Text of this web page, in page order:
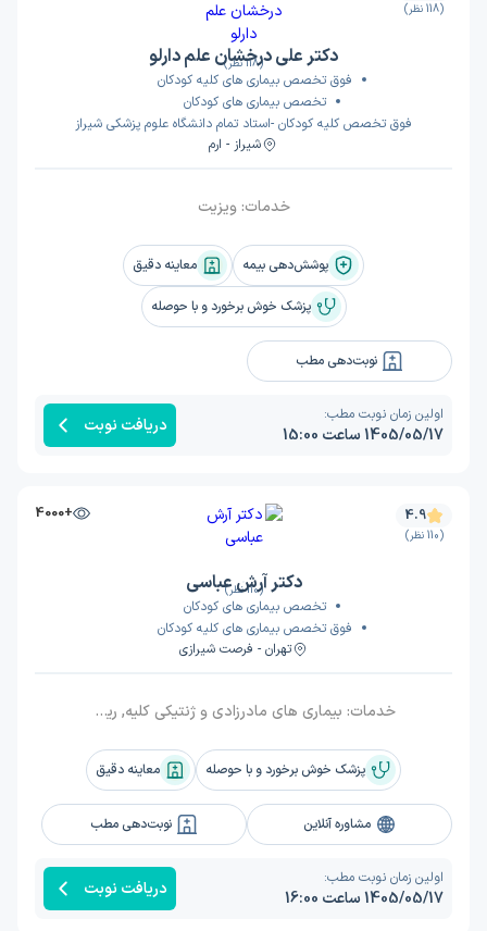
(118 نظر)
(118 نظر)
دکتر علی درخشان علم دارلو
فوق تخصص بیماری های کلیه کودکان
تخصص بیماری های کودکان
فوق تخصص کلیه کودکان -استاد تمام دانشگاه علوم پزشکی شیراز
شیراز - ارم
خدمات:ویزیت
پوشش‌دهی بیمه معاینه دقیق
پزشک خوش برخورد و با حوصله
نوبت‌دهی مطب
اولین زمان نوبت مطب:
1405/05/17 ساعت 15:00 دریافت نوبت
(110 نظر)
+4000 4.9
(110 نظر)
دکتر آرش عباسی
تخصص بیماری های کودکان
فوق تخصص بیماری های کلیه کودکان
تهران - فرصت شیرازی
خدمات: بیماری های مادرزادی و ژنتیکی کلیه, ریفلاکس ادراری, سنگ های کلیوی, شب ادراری-بی اختیاری ادراری, بیماریهای کیستی کلیه, فشارخون, دیابت بی مزه, اختلالات الکترولیتی, نارسایی حاد و مزمن کلیه, دیالیز صفاقی-همودیالیز, پیوند کلیه, ویزیت
پزشک خوش برخورد و با حوصله معاینه دقیق
مشاوره آنلاین نوبت‌دهی مطب
اولین زمان نوبت مطب:
1405/05/17 ساعت 16:00 دریافت نوبت